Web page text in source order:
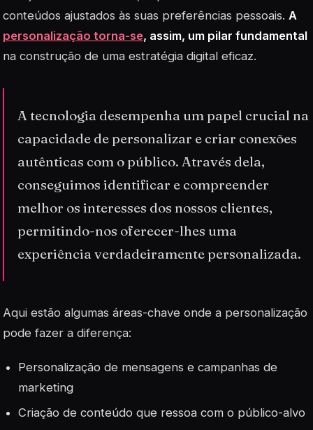
conteúdos ajustados às suas preferências pessoais. A
personalização torna-se, assim, um pilar fundamental
na construção de uma estratégia digital eficaz.
A tecnologia desempenha um papel crucial na
capacidade de personalizar e criar conexões
autênticas com o público. Através dela,
conseguimos identificar e compreender
melhor os interesses dos nossos clientes,
permitindo-nos oferecer-lhes uma
experiência verdadeiramente personalizada.
Aqui estão algumas áreas-chave onde a personalização
pode fazer a diferença:
Personalização de mensagens e campanhas de
marketing
Criação de conteúdo que ressoa com o público-alvo